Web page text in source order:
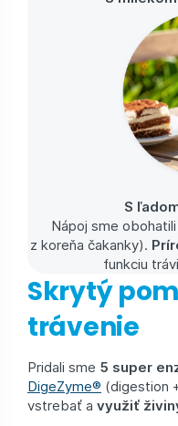
S
Nápoj sme
z koreňa čakanky).
funkciu
Skrytý
trávenie
Pridali sme 5 super
DigeZyme® (digestion
vstrebať a využiť